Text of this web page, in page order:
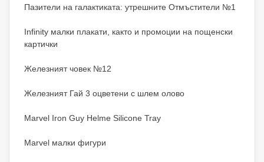
Пазители на галактиката: утрешните Отмъстители №1
Infinity малки плакати, както и промоции на пощенски
картички
Железният човек №12
Железният Гай 3 оцветени с шлем олово
Marvel Iron Guy Helme Silicone Tray
Marvel малки фигури